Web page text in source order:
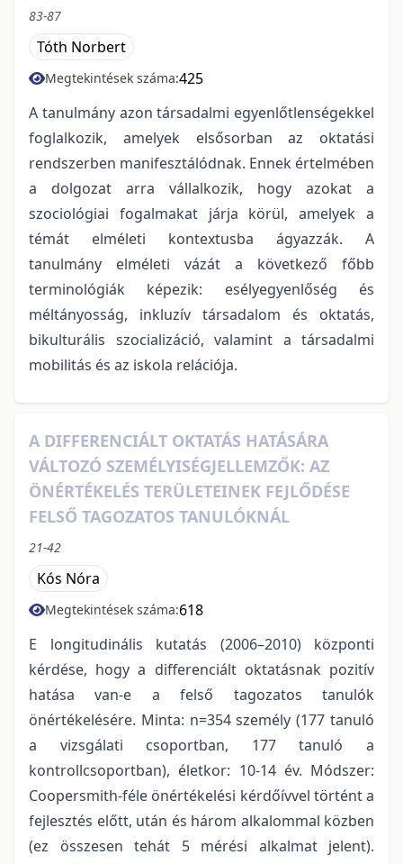
83-87
Tóth Norbert
Megtekintések száma:425
A tanulmány azon társadalmi egyenlőtlenségekkel
foglalkozik, amelyek elsősorban az oktatási
rendszerben manifesztálódnak. Ennek értelmében
a dolgozat arra vállalkozik, hogy azokat a
szociológiai fogalmakat járja körül, amelyek a
témát elméleti kontextusba ágyazzák. A
tanulmány elméleti vázát a következő főbb
terminológiák képezik: esélyegyenlőség és
méltányosság, inkluzív társadalom és oktatás,
bikulturális szocializáció, valamint a társadalmi
mobilitás és az iskola relációja.
A DIFFERENCIÁLT OKTATÁS HATÁSÁRA
VÁLTOZÓ SZEMÉLYISÉGJELLEMZŐK: AZ
ÖNÉRTÉKELÉS TERÜLETEINEK FEJLŐDÉSE
FELSŐ TAGOZATOS TANULÓKNÁL
21-42
Kós Nóra
Megtekintések száma:618
E longitudinális kutatás (2006–2010) központi
kérdése, hogy a differenciált oktatásnak pozitív
hatása van-e a felső tagozatos tanulók
önértékelésére. Minta: n=354 személy (177 tanuló
a vizsgálati csoportban, 177 tanuló a
kontrollcsoportban), életkor: 10-14 év. Módszer:
Coopersmith-féle önértékelési kérdőívvel történt a
fejlesztés előtt, után és három alkalommal közben
(ez összesen tehát 5 mérési alkalmat jelent).